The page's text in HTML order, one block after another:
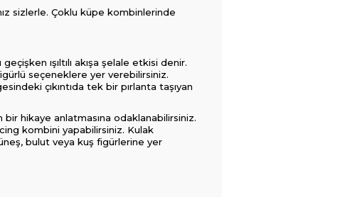
sizlerle. Çoklu küpe kombinlerinde
ışıltılı akışa şelale etkisi denir.
seçeneklere yer verebilirsiniz.
çıkıntıda tek bir pırlanta taşıyan
hikaye anlatmasına odaklanabilirsiniz.
kombini yapabilirsiniz. Kulak
bulut veya kuş figürlerine yer